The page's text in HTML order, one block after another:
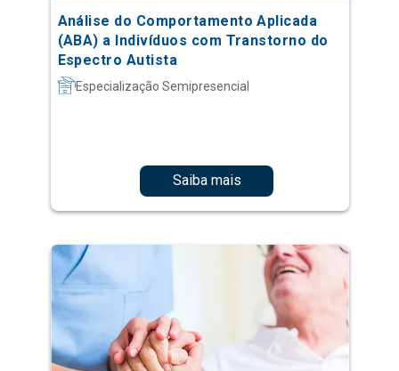
Análise do Comportamento Aplicada
(ABA) a Indivíduos com Transtorno do
Espectro Autista
Especialização Semipresencial
Saiba mais